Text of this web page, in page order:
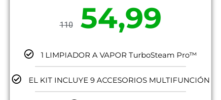
110 54,99
1 LIMPIADOR A VAPOR TurboSteam Pro™
EL KIT INCLUYE 9 ACCESORIOS MULTIFUNCIÓN